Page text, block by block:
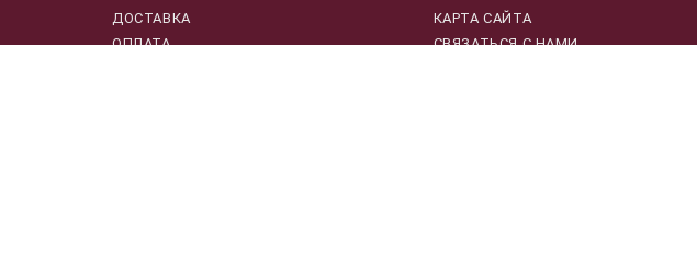
ДОСТАВКА
ОПЛАТА
КАРТА САЙТА
СВЯЗАТЬСЯ С НАМИ